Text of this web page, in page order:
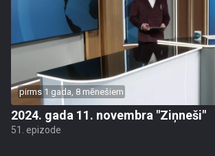
pirms 1 gada, 8 mēnešiem
2024. gada 11. novembra "Ziņneši"
51. epizode